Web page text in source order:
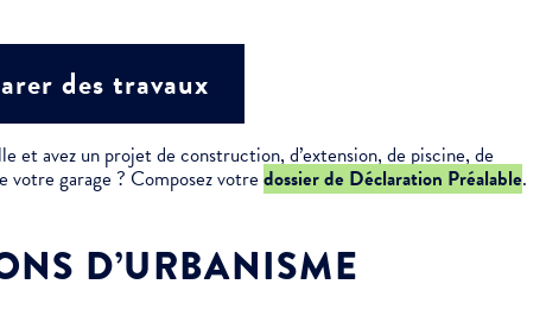
des travaux
et avez un projet de construction, d’extension, de piscine, de
garage ? Composez votre dossier de Déclaration Préalable.
D’URBANISME